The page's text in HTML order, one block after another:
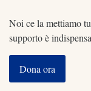
Noi ce la mettiamo
supporto è
Dona ora